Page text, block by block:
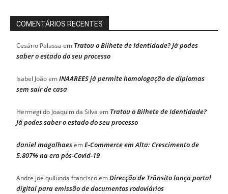
COMENTÁRIOS RECENTES
Cesário Palassa em Tratou o Bilhete de Identidade? Já podes
saber o estado do seu processo
Isabel JoãoemINAAREES já permite homologação de diplomas
sem sair de casa
Hermegildo Joaquim da Silva em Tratou o Bilhete de Identidade?
Já podes saber o estado do seu processo
daniel magalhaesemE-Commerce em Alta: Crescimento de
5.807% na era pós-Covid-19
Andre joe quilunda franciscoemDirecção de Trânsito lança portal
digital para emissão de documentos rodoviários